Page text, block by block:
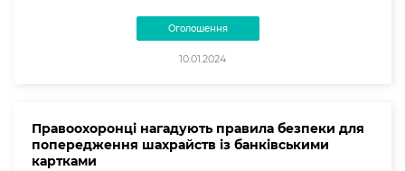
Оголошення
10.01.2024
Правоохоронці нагадують правила безпеки для
попередження шахрайств із банківськими
картками